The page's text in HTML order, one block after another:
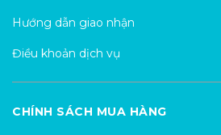
Hướng dẫn giao nhận
Điều khoản dịch vụ
CHÍNH SÁCH MUA HÀNG